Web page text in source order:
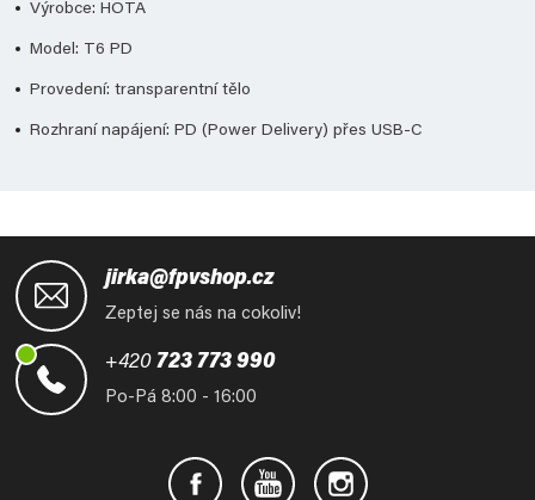
Výrobce: HOTA
Model: T6 PD
Provedení: transparentní tělo
Rozhraní napájení: PD (Power Delivery) přes USB-C
jirka@fpvshop.cz
Zeptej se nás na cokoliv!
+420 723 773 990
Po-Pá 8:00 - 16:00